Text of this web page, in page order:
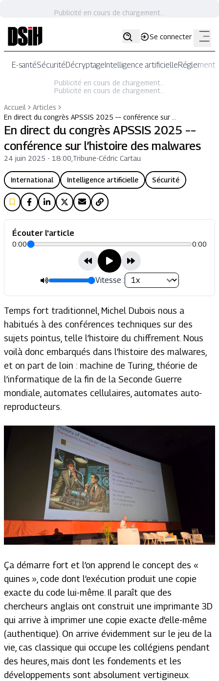
Publicité en cours de chargement...
Se connecter
E-santéSécuritéDécryptageIntelligence artificielle
Publicité en cours de chargement...
Publicité en cours de chargement...
Accueil
Articles
En direct du congrès APSSIS 2025 –– conférence sur …
En direct du congrès APSSIS 2025 ––
conférence sur l’histoire des malwares
24 juin 2025 - 18:00 Tribune-Cédric Cartau
International Intelligence artificielle Sécurité
Écouter l'article
0:00 0:00
Vitesse :
Temps fort traditionnel, Michel Dubois nous a
habitués à des conférences techniques sur des
sujets pointus, telle l’histoire du chiffrement. Nous
voilà donc embarqués dans l’histoire des malwares,
et on part de loin : machine de Turing, théorie de
l’informatique de la fin de la Seconde Guerre
mondiale, automates cellulaires, automates auto-
reproducteurs.
Ça démarre fort et l’on apprend le concept des «
quines », code dont l’exécution produit une copie
exacte du code lui-même. Il paraît que des
chercheurs anglais ont construit une imprimante 3D
qui arrive à imprimer une copie exacte d’elle-même
(authentique). On arrive évidemment sur le jeu de la
vie, cas classique qui occupe les collégiens pendant
des heures, mais dont les fondements et les
développements sont absolument vertigineux.